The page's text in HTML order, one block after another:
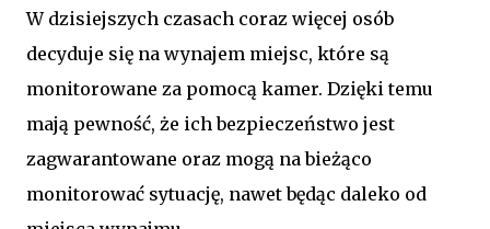
W dzisiejszych czasach coraz więcej osób
decyduje się na wynajem miejsc, które są
monitorowane za pomocą kamer. Dzięki temu
mają pewność, że ich bezpieczeństwo jest
zagwarantowane oraz mogą na bieżąco
monitorować sytuację, nawet będąc daleko od